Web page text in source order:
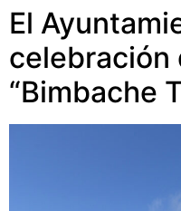
El
celebración
“Bimbache